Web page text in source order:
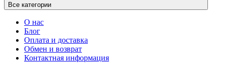
Все категории
О нас
Блог
Оплата и доставка
Обмен и возврат
Контактная информация